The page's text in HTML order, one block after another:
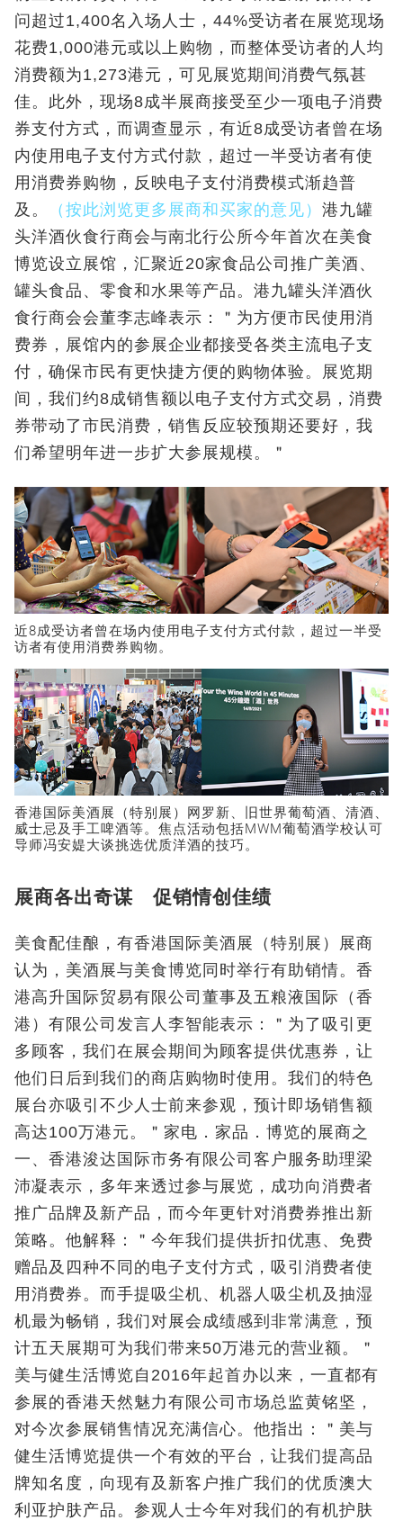
问超过1,400名入场人士，44%受访者在展览现场
花费1,000港元或以上购物，而整体受访者的人均
消费额为1,273港元，可见展览期间消费气氛甚
佳。此外，现场8成半展商接受至少一项电子消费
券支付方式，而调查显示，有近8成受访者曾在场
内使用电子支付方式付款，超过一半受访者有使
用消费券购物，反映电子支付消费模式渐趋普
及。
（按此浏览更多展商和买家的意见） 港九罐
头洋酒伙食行商会与南北行公所今年首次在美食
博览设立展馆，汇聚近20家食品公司推广美酒、
罐头食品、零食和水果等产品。港九罐头洋酒伙
食行商会会董李志峰表示：＂为方便市民使用消
费券，展馆内的参展企业都接受各类主流电子支
付，确保市民有更快捷方便的购物体验。展览期
间，我们约8成销售额以电子支付方式交易，消费
券带动了市民消费，销售反应较预期还要好，我
们希望明年进一步扩大参展规模。＂
近8成受访者曾在场内使用电子支付方式付款，超过一半受
访者有使用消费券购物。
香港国际美酒展（特别展）网罗新、旧世界葡萄酒、清酒、
威士忌及手工啤酒等。焦点活动包括MWM葡萄酒学校认可
导师冯安媞大谈挑选优质洋酒的技巧。
展商各出奇谋 促销情创佳绩
美食配佳酿，有香港国际美酒展（特别展）展商
认为，美酒展与美食博览同时举行有助销情。香
港高升国际贸易有限公司董事及五粮液国际（香
港）有限公司发言人李智能表示：＂为了吸引更
多顾客，我们在展会期间为顾客提供优惠券，让
他们日后到我们的商店购物时使用。我们的特色
展台亦吸引不少人士前来参观，预计即场销售额
高达100万港元。＂家电．家品．博览的展商之
一、香港浚达国际市务有限公司客户服务助理梁
沛凝表示，多年来透过参与展览，成功向消费者
推广品牌及新产品，而今年更针对消费券推出新
策略。他解释：＂今年我们提供折扣优惠、免费
赠品及四种不同的电子支付方式，吸引消费者使
用消费券。而手提吸尘机、机器人吸尘机及抽湿
机最为畅销，我们对展会成绩感到非常满意，预
计五天展期可为我们带来50万港元的营业额。＂
美与健生活博览自2016年起首办以来，一直都有
参展的香港天然魅力有限公司市场总监黄铭坚，
对今次参展销售情况充满信心。他指出：＂美与
健生活博览提供一个有效的平台，让我们提高品
牌知名度，向现有及新客户推广我们的优质澳大
利亚护肤产品。参观人士今年对我们的有机护肤